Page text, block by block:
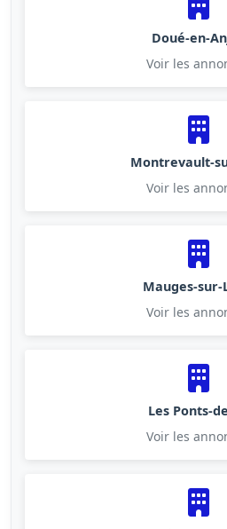
Doué-en-
Voir les
Montrevault-
Voir les
Mauges-sur-
Voir les
Les Ponts-
Voir les